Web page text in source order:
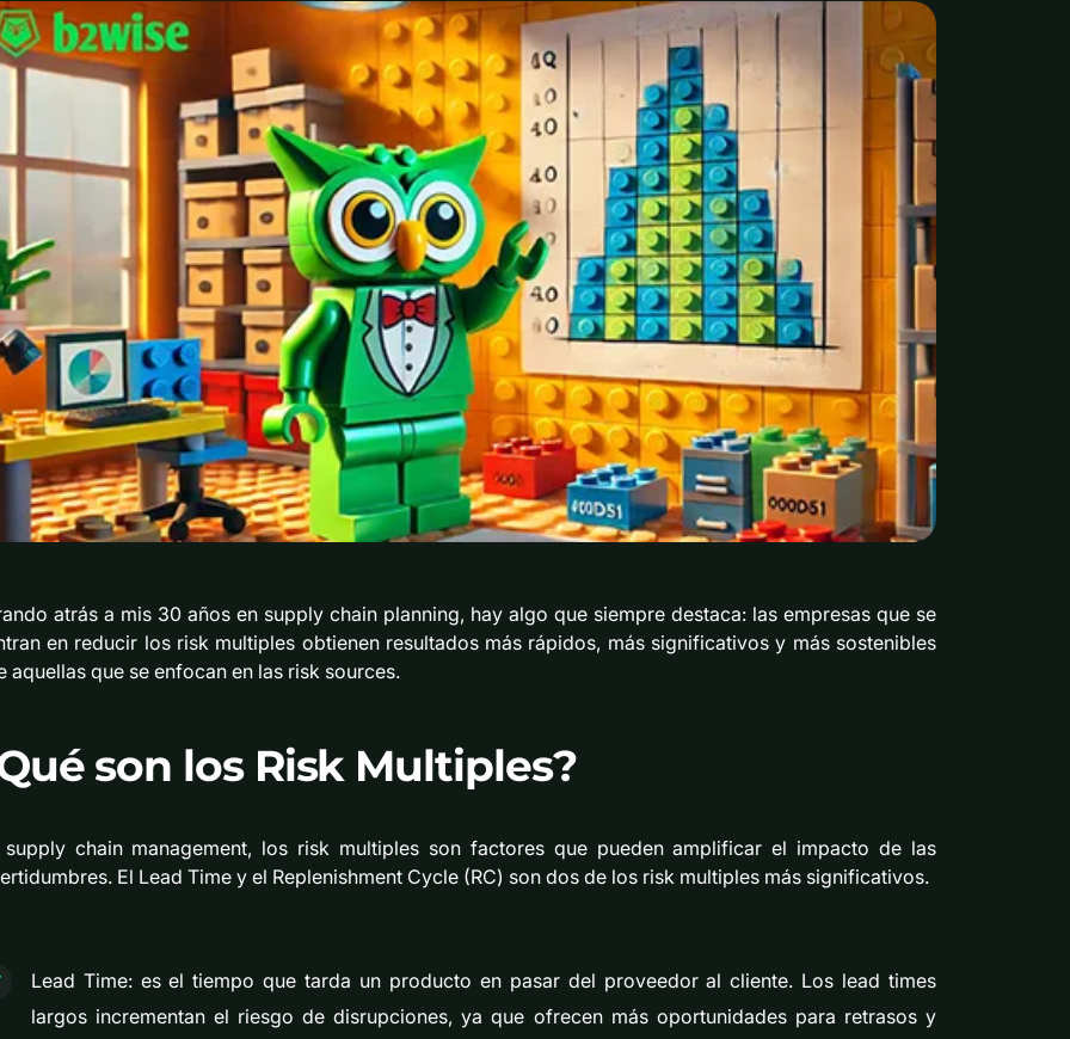
atrás a mis 30 años en supply chain planning, hay algo que siempre destaca: las empresas que se
en reducir los risk multiples obtienen resultados más rápidos, más significativos y más sostenibles
aquellas que se enfocan en las risk sources.
son los Risk Multiples?
supply chain management, los risk multiples son factores que pueden amplificar el impacto de las
El Lead Time y el Replenishment Cycle (RC) son dos de los risk multiples más significativos.
Lead Time: es el tiempo que tarda un producto en pasar del proveedor al cliente. Los lead times
largos incrementan el riesgo de disrupciones, ya que ofrecen más oportunidades para retrasos y